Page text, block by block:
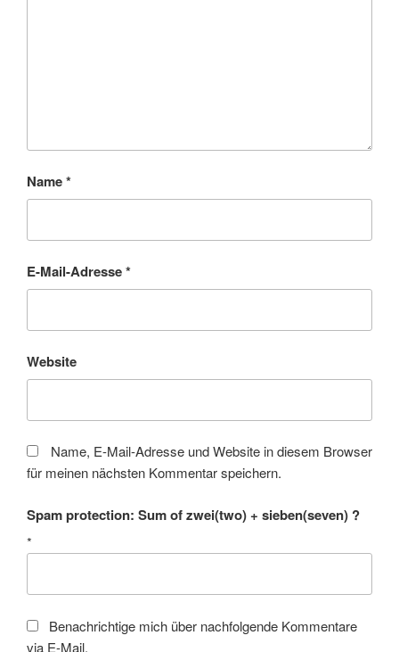
Name*
E-Mail-Adresse*
Website
Name, E-Mail-Adresse und Website in diesem Browser
für meinen nächsten Kommentar speichern.
Spam protection: Sum of zwei(two) + sieben(seven) ?
*
Benachrichtige mich über nachfolgende Kommentare
via E-Mail.